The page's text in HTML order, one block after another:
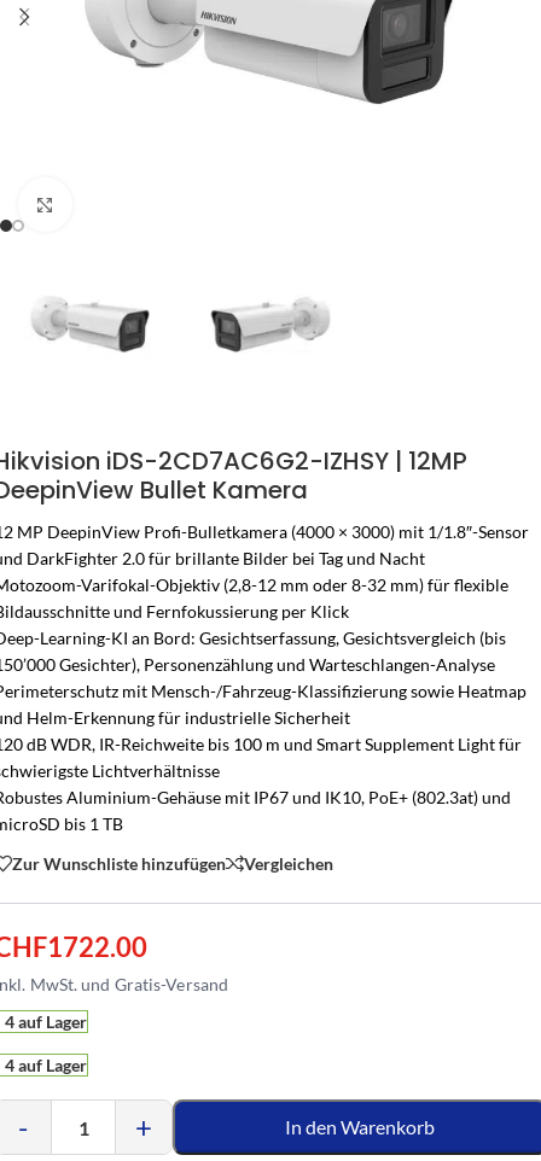
iDS-2CD7AC6G2-IZHSY | 12MP
Bullet Kamera
MP DeepinView Profi-Bulletkamera (4000 × 3000) mit 1/1.8″-Sensor
DarkFighter 2.0 für brillante Bilder bei Tag und Nacht
Varifokal-Objektiv (2,8-12 mm oder 8-32 mm) für flexible
und Fernfokussierung per Klick
Learning-KI an Bord: Gesichtserfassung, Gesichtsvergleich (bis
Gesichter), Personenzählung und Warteschlangen-Analyse
mit Mensch-/Fahrzeug-Klassifizierung sowie Heatmap
Helm-Erkennung für industrielle Sicherheit
dB WDR, IR-Reichweite bis 100 m und Smart Supplement Light für
Lichtverhältnisse
Aluminium-Gehäuse mit IP67 und IK10, PoE+ (802.3at) und
bis 1 TB
Zur Wunschliste hinzufügen
Vergleichen
1722.00
4 auf Lager
4 auf Lager
- + In den Warenkorb